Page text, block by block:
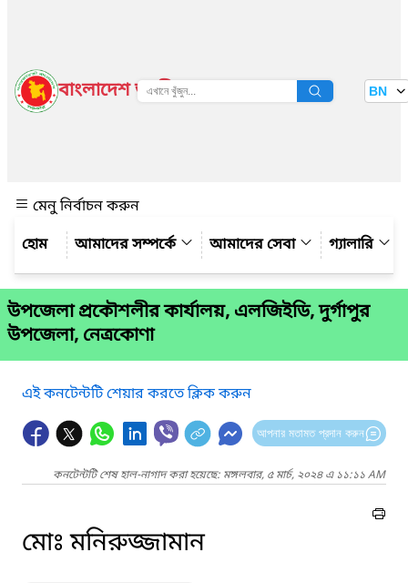
বাংলাদেশ জাতীয় তথ্য বাতায়ন BN
মেনু নির্বাচন করুন
আমাদের সম্পর্কে
আমাদের সেবা গ্যালারি
উপজেলা প্রকৌশলীর কার্যালয়, এলজিইডি, দুর্গাপুর
উপজেলা, নেত্রকোণা
এই কনটেন্টটি শেয়ার করতে ক্লিক করুন
আপনার মতামত প্রদান করুন
কনটেন্টটি শেষ হাল-নাগাদ করা হয়েছে: মঙ্গলবার, ৫ মার্চ, ২০২৪ এ ১১:১১ AM
মোঃ মনিরুজ্জামান